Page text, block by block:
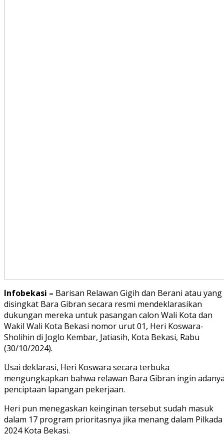
Infobekasi – Barisan Relawan Gigih dan Berani atau yang
disingkat Bara Gibran secara resmi mendeklarasikan
dukungan mereka untuk pasangan calon Wali Kota dan
Wakil Wali Kota Bekasi nomor urut 01, Heri Koswara-
Sholihin di Joglo Kembar, Jatiasih, Kota Bekasi, Rabu
(30/10/2024).
Usai deklarasi, Heri Koswara secara terbuka
mengungkapkan bahwa relawan Bara Gibran ingin
penciptaan lapangan pekerjaan.
Heri pun menegaskan keinginan tersebut sudah masuk
dalam 17 program prioritasnya jika menang dalam Pilkada
2024 Kota Bekasi.